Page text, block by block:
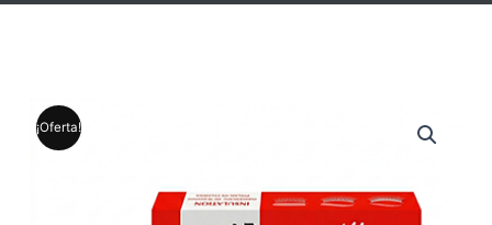
¡Oferta!